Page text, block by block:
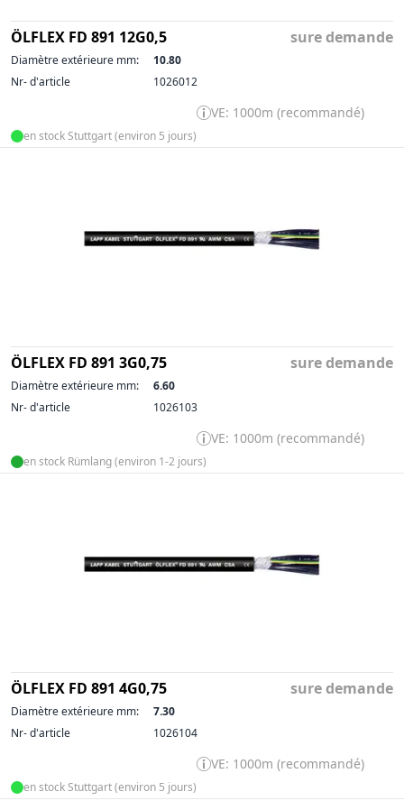
ÖLFLEX FD 891 12G0,5 sure demande
Diamètre extérieure mm:
10.80
Nr- d'article
1026012
VE: 1000m (recommandé)
en stock Stuttgart (environ 5 jours)
ÖLFLEX FD 891 3G0,75 sure demande
Diamètre extérieure mm:
6.60
Nr- d'article
1026103
VE: 1000m (recommandé)
en stock Rümlang (environ 1-2 jours)
ÖLFLEX FD 891 4G0,75 sure demande
Diamètre extérieure mm:
7.30
Nr- d'article
1026104
VE: 1000m (recommandé)
en stock Stuttgart (environ 5 jours)